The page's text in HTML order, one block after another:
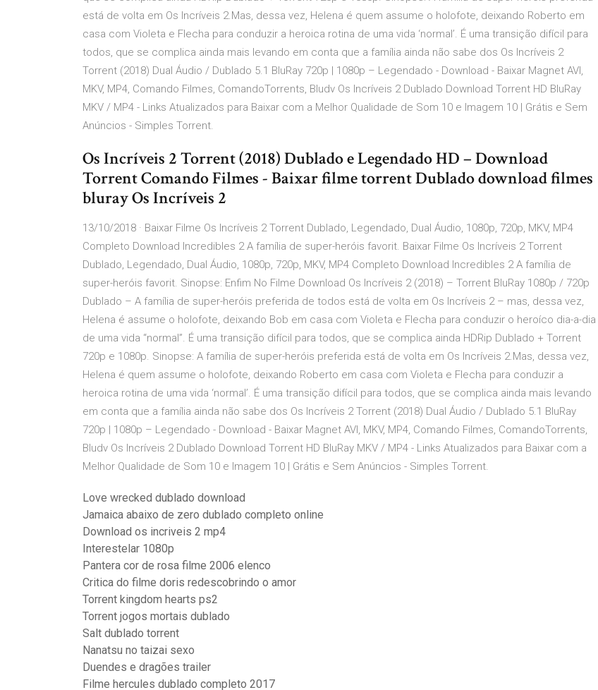
está de volta em Os Incríveis 2.Mas, dessa vez, Helena é quem assume o holofote, deixando Roberto em
casa com Violeta e Flecha para conduzir a heroica rotina de uma vida ‘normal’. É uma transição difícil para
todos, que se complica ainda mais levando em conta que a família ainda não sabe dos Os Incríveis 2
Torrent (2018) Dual Áudio / Dublado 5.1 BluRay 720p | 1080p – Legendado - Download - Baixar Magnet AVI,
MKV, MP4, Comando Filmes, ComandoTorrents, Bludv Os Incríveis 2 Dublado Download Torrent HD BluRay
MKV / MP4 - Links Atualizados para Baixar com a Melhor Qualidade de Som 10 e Imagem 10 | Grátis e Sem
Anúncios - Simples Torrent.
Os Incríveis 2 Torrent (2018) Dublado e Legendado HD – Download
Torrent Comando Filmes - Baixar filme torrent Dublado download filmes
bluray Os Incríveis 2
13/10/2018 · Baixar Filme Os Incríveis 2 Torrent Dublado, Legendado, Dual Áudio, 1080p, 720p, MKV, MP4
Completo Download Incredibles 2 A família de super-heróis favorit. Baixar Filme Os Incríveis 2 Torrent
Dublado, Legendado, Dual Áudio, 1080p, 720p, MKV, MP4 Completo Download Incredibles 2 A família de
super-heróis favorit. Sinopse: Enfim No Filme Download Os Incríveis 2 (2018) – Torrent BluRay 1080p / 720p
Dublado – A família de super-heróis preferida de todos está de volta em Os Incríveis 2 – mas, dessa vez,
Helena é assume o holofote, deixando Bob em casa com Violeta e Flecha para conduzir o heroíco dia-a-dia
de uma vida “normal”. É uma transição difícil para todos, que se complica ainda HDRip Dublado + Torrent
720p e 1080p. Sinopse: A família de super-heróis preferida está de volta em Os Incríveis 2.Mas, dessa vez,
Helena é quem assume o holofote, deixando Roberto em casa com Violeta e Flecha para conduzir a
heroica rotina de uma vida ‘normal’. É uma transição difícil para todos, que se complica ainda mais levando
em conta que a família ainda não sabe dos Os Incríveis 2 Torrent (2018) Dual Áudio / Dublado 5.1 BluRay
720p | 1080p – Legendado - Download - Baixar Magnet AVI, MKV, MP4, Comando Filmes, ComandoTorrents,
Bludv Os Incríveis 2 Dublado Download Torrent HD BluRay MKV / MP4 - Links Atualizados para Baixar com a
Melhor Qualidade de Som 10 e Imagem 10 | Grátis e Sem Anúncios - Simples Torrent.
Love wrecked dublado download
Jamaica abaixo de zero dublado completo online
Download os incriveis 2 mp4
Interestelar 1080p
Pantera cor de rosa filme 2006 elenco
Critica do filme doris redescobrindo o amor
Torrent kingdom hearts ps2
Torrent jogos mortais dublado
Salt dublado torrent
Nanatsu no taizai sexo
Duendes e dragões trailer
Filme hercules dublado completo 2017